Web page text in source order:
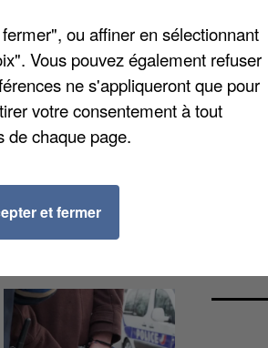
qui a été testée
des profs et
l'annonce de
la loge où elle
(enseignant), ni
ou affiner en sélectionnant
Vous pouvez également refuser
ne s'appliqueront que pour
votre consentement à tout
de chaque page.
et fermer